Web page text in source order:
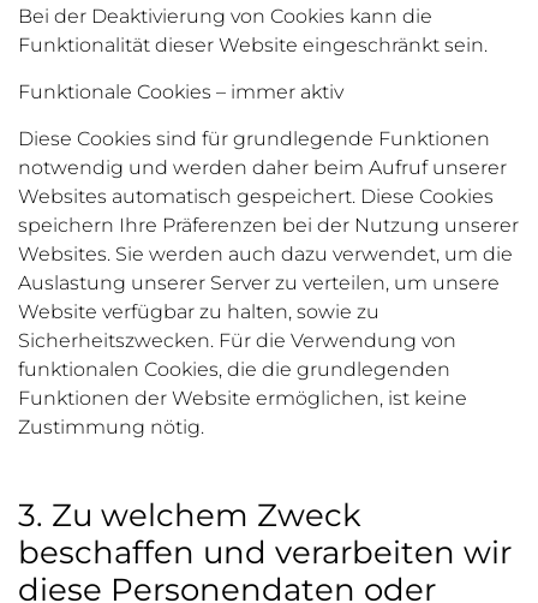
Bei der Deaktivierung von Cookies kann die
Funktionalität dieser Website eingeschränkt sein.
Funktionale Cookies – immer aktiv
Diese Cookies sind für grundlegende Funktionen
notwendig und werden daher beim Aufruf unserer
Websites automatisch gespeichert. Diese Cookies
speichern Ihre Präferenzen bei der Nutzung unserer
Websites. Sie werden auch dazu verwendet, um die
Auslastung unserer Server zu verteilen, um unsere
Website verfügbar zu halten, sowie zu
Sicherheitszwecken. Für die Verwendung von
funktionalen Cookies, die die grundlegenden
Funktionen der Website ermöglichen, ist keine
Zustimmung nötig.
3. Zu welchem Zweck
beschaffen und verarbeiten wir
diese Personendaten oder